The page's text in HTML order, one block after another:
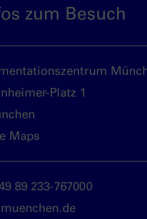
zum Besuch
Platz 1
Maps
89 233-767000